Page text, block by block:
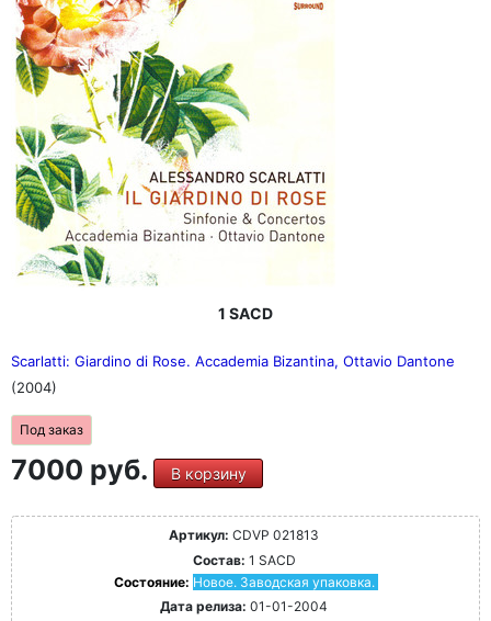
1 SACD
Scarlatti: Giardino di Rose. Accademia Bizantina, Ottavio Dantone
(2004)
Под заказ
7000 руб. В корзину
Артикул: CDVP 021813
Состав: 1 SACD
Состояние: Новое. Заводская упаковка.
Дата релиза: 01-01-2004